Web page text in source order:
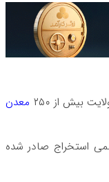
بیش از ۲۵۰
معدن
ثبت و برای 6 معدن دیگر مجوز رسمی استخراج صادر شده